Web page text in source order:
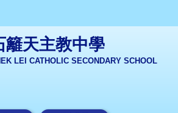
籬天主教中學
LEI CATHOLIC SECONDARY SCHOOL